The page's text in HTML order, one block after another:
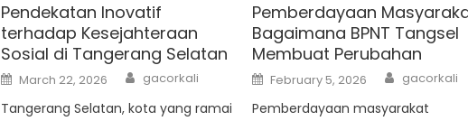
Pendekatan Inovatif
terhadap Kesejahteraan
Sosial di Tangerang Selatan
Posted
on
March 22, 2026 Author
gacorkali
Tangerang Selatan, kota yang ramai
Pemberdayaan
Bagaimana BPNT Tangsel
Membuat Perubahan
Posted
on
February 5, 2026 Author
gacorkali
Pemberdayaan masyarakat